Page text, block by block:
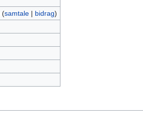
(samtale| bidrag)